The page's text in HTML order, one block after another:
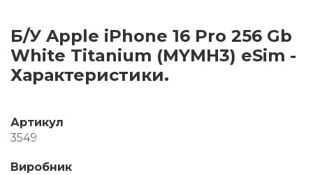
Б/У Apple iPhone 16 Pro 256 Gb
White Titanium (MYMH3) eSim -
Характеристики.
Артикул
3549
Виробник